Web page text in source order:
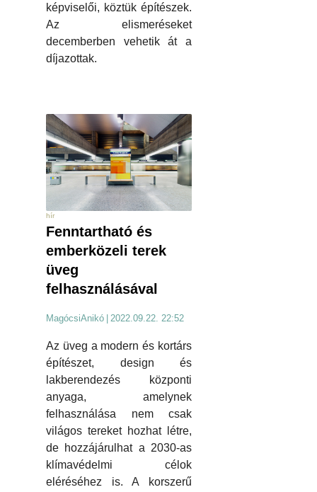
képviselői, köztük építészek.
Az elismeréseket
decemberben vehetik át a
díjazottak.
hír
Fenntartható és
emberközeli terek
üveg
felhasználásával
MagócsiAnikó 2022.09.22. 22:52
Az üveg a modern és kortárs
építészet, design és
lakberendezés központi
anyaga, amelynek
felhasználása nem csak
világos tereket hozhat létre,
de hozzájárulhat a 2030-as
klímavédelmi célok
eléréséhez is. A korszerű